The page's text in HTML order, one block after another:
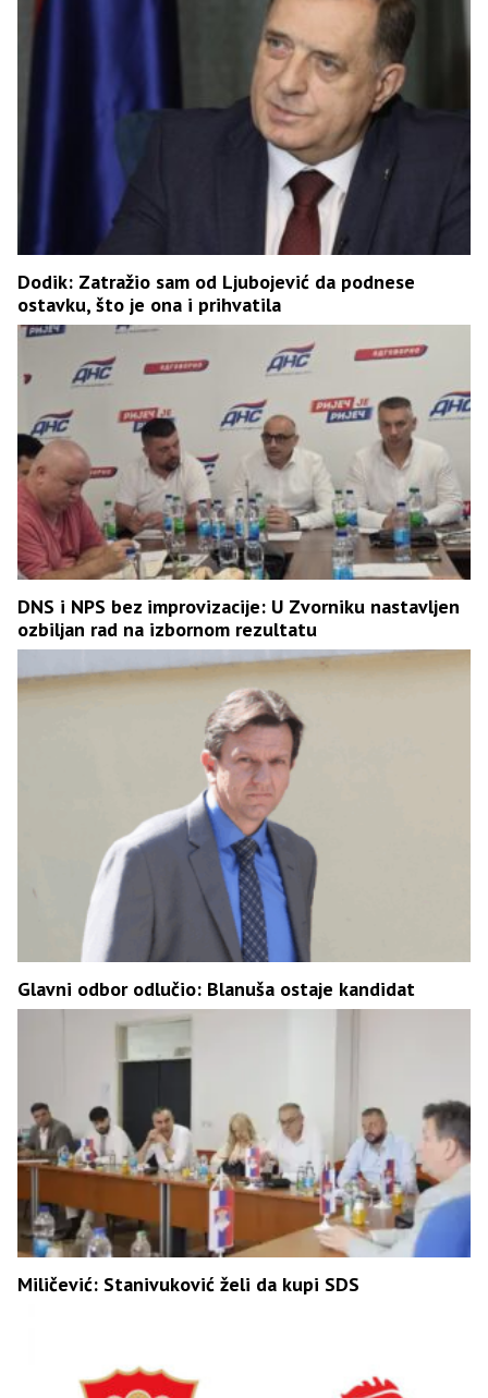
Dodik: Zatražio sam od Ljubojević da podnese
ostavku, što je ona i prihvatila
DNS i NPS bez improvizacije: U Zvorniku nastavljen
ozbiljan rad na izbornom rezultatu
Glavni odbor odlučio: Blanuša ostaje kandidat
Miličević: Stanivuković želi da kupi SDS